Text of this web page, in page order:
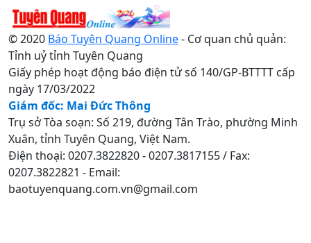
© 2020 Báo Tuyên Quang Online- Cơ quan chủ quản:
Tỉnh uỷ tỉnh Tuyên Quang
Giấy phép hoạt động báo điện tử số 140/GP-BTTTT cấp
ngày 17/03/2022
Giám đốc: Mai Đức Thông
Trụ sở Tòa soạn: Số 219, đường Tân Trào, phường Minh
Xuân, tỉnh Tuyên Quang, Việt Nam.
Điện thoại: 0207.3822820 - 0207.3817155 / Fax:
0207.3822821 - Email:
baotuyenquang.com.vn@gmail.com